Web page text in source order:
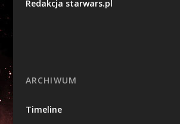
Redakcja starwars.pl
ARCHIWUM
Timeline